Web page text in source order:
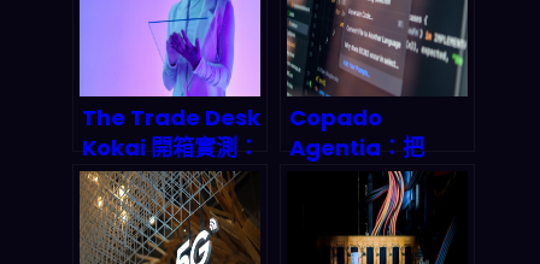
The Trade Desk
Kokai 開箱實測：
2026 AI 廣告代理
自動化怎麼靠聊天
機器人賺被動收
Copado
Agentia：把
Salesforce
DevOps 直接變成
「語境感知」